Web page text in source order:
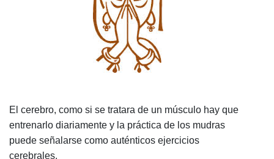
El cerebro, como si se tratara de un músculo hay que
entrenarlo diariamente y la práctica de los mudras
puede señalarse como auténticos ejercicios
cerebrales.